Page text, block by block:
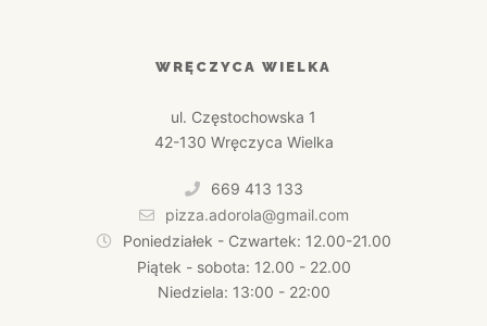
WRĘCZYCA WIELKA
ul. Częstochowska 1
42-130 Wręczyca Wielka
669 413 133
pizza.adorola@gmail.com
Poniedziałek - Czwartek: 12.00-21.00
Piątek - sobota: 12.00 - 22.00
Niedziela: 13:00 - 22:00